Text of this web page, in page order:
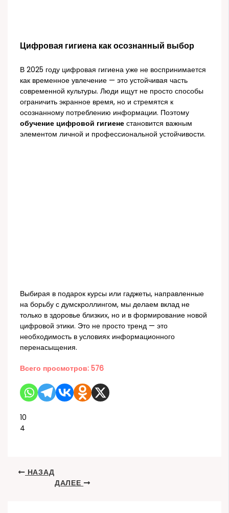
Цифровая гигиена как осознанный выбор
В 2025 году цифровая гигиена уже не воспринимается
как временное увлечение — это устойчивая часть
современной культуры. Люди ищут не просто способы
ограничить экранное время, но и стремятся к
осознанному потреблению информации. Поэтому
обучение цифровой гигиене становится важным
элементом личной и профессиональной устойчивости.
Выбирая в подарок курсы или гаджеты, направленные
на борьбу с думскроллингом, мы делаем вклад не
только в здоровье близких, но и в формирование новой
цифровой этики. Это не просто тренд — это
необходимость в условиях информационного
перенасыщения.
Всего просмотров: 576
10
4
НАЗАД
ДАЛЕЕ